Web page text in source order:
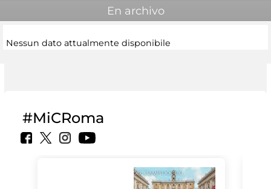
En archivo
Nessun dato attualmente disponibile
#MiCRoma